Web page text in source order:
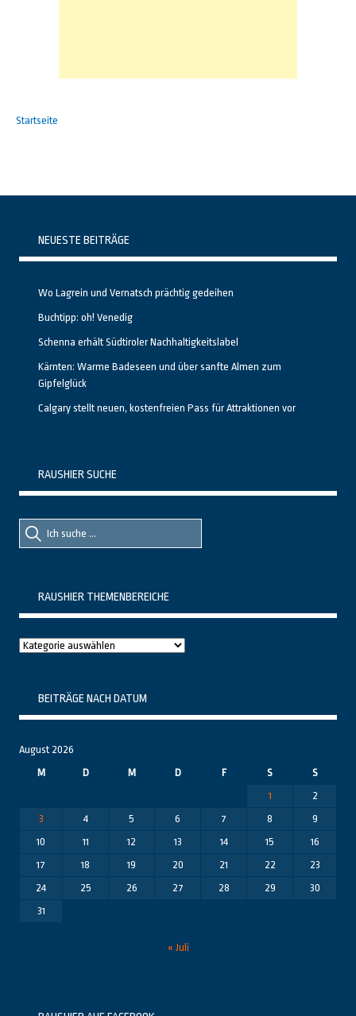
Startseite
NEUESTE BEITRÄGE
Wo Lagrein und Vernatsch prächtig gedeihen
Buchtipp: oh! Venedig
Schenna erhält Südtiroler Nachhaltigkeitslabel
Kärnten: Warme Badeseen und über sanfte Almen zum
Gipfelglück
Calgary stellt neuen, kostenfreien Pass für Attraktionen vor
RAUSHIER SUCHE
Suche
nach::
Suche
nach:
RAUSHIER THEMENBEREICHE
Raushier
BEITRÄGE NACH DATUM
August 2026
M
D M D F S
S
1
2
3
4 5 6 7 8
9
10
11 12 13 14 15
16
17
18 19 20 21 22
23
24
25 26 27 28 29
30
31
« Juli